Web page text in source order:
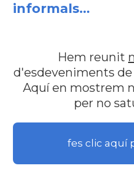
informals...
Hem reunit
d'esdeveniments
Aquí en mostrem
per no
fes clic aquí